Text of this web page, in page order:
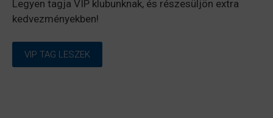
Legyen tagja VIP klubunknak, és részesüljön extra
kedvezményekben!
VIP TAG LESZEK